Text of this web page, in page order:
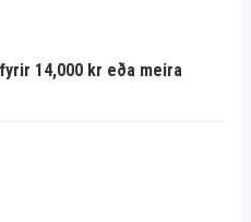
14,000 kr eða meira